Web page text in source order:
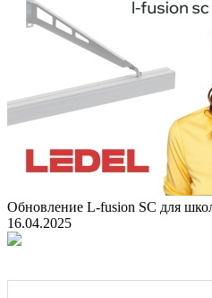
Обновление L-fusion SC для
16.04.2025